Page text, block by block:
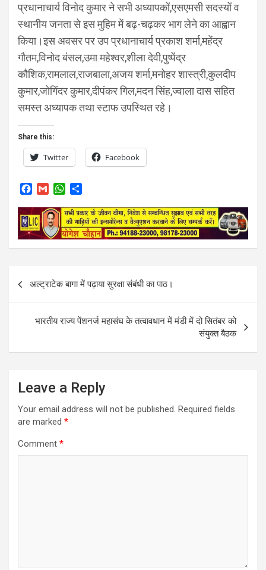
प्रधानाचार्य विनोद कुमार ने सभी अध्यापकों,एसएमसी सदस्यों व
स्थानीय जनता से इस मुहिम में बढ़-चढ़कर भाग लेने का आह्वान
किया।इस अवसर पर उप प्रधानाचार्य प्रकाश शर्मा,महेंद्र
गौतम,विनोद बंसल,उमा महेश्वर,शीला देवी,पुष्पेंद्र
कौशिक,रामलाल,राजबाला,अजय शर्मा,मनोहर शास्त्री,कुलदीप
कुमार,जोगिंदर कुमार,दीपंकर गिल,मदन सिंह,ज्वाला दास सहित
समस्त अध्यापक तथा स्टाफ उपस्थित रहे।
Share this:
Twitter Facebook
c
e
b
o
a
i
l
W
a
t
s
A
a
r
e
navigation
अल्ट्राटेक बागा में पढ़ाया सुरक्षा संबंधी का पाठ।
भारतीय राज्य पेंशनर्ज महासंघ के तत्वावधान में मंडी में दो सितंबर को
संयुक्त बैठक
Leave a Reply
Your email address will not be published. Required fields
are marked *
Comment *